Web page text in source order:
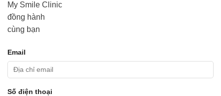
My Smile Clinic
đồng hành
cùng bạn
Email
Số điện thoại